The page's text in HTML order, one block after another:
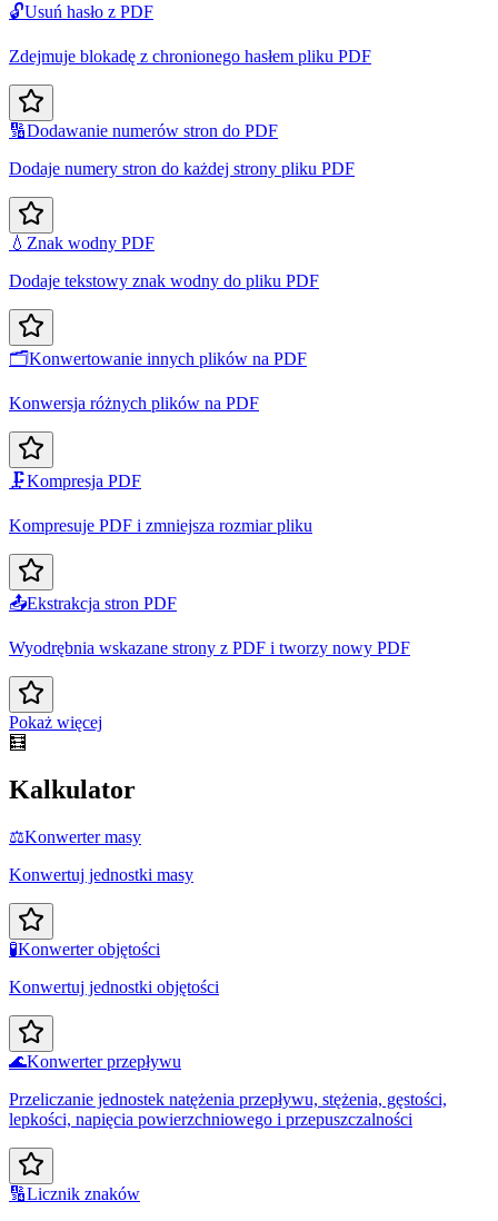
🔓Usuń hasło z PDF
Zdejmuje blokadę z chronionego hasłem pliku PDF
🔢Dodawanie numerów stron do PDF
Dodaje numery stron do każdej strony pliku PDF
💧 Znak wodny PDF
Dodaje tekstowy znak wodny do pliku PDF
🗂️Konwertowanie innych plików na PDF
Konwersja różnych plików na PDF
🗜️Kompresja PDF
Kompresuje PDF i zmniejsza rozmiar pliku
📤Ekstrakcja stron PDF
Wyodrębnia wskazane strony z PDF i tworzy nowy PDF
Pokaż więcej
🧮
Kalkulator
⚖️Konwerter masy
Konwertuj jednostki masy
🧪Konwerter objętości
Konwertuj jednostki objętości
🌊Konwerter przepływu
Przeliczanie jednostek natężenia przepływu, stężenia, gęstości,
lepkości, napięcia powierzchniowego i przepuszczalności
🔢Licznik znaków